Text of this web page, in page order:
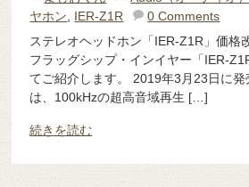
ヤホン
IER-Z1R
0 Comments
ステレオヘッドホン「IER-Z1R」価格
フラッグシップ・インイヤー「IER-
てご紹介します。 2019年3月23日に発
は、100kHzの超高音域再生 […]
続きを読む